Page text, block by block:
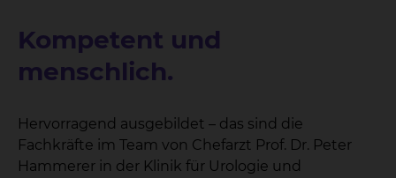
Kompetent und
menschlich.
Hervorragend ausgebildet – das sind die
Fachkräfte im Team von Chefarzt Prof. Dr. Peter
Hammerer in der Klinik für Urologie und